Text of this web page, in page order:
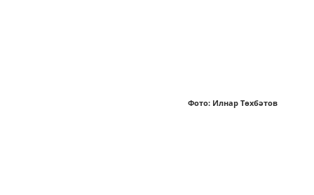
Фото: Илнар Төхбәтов